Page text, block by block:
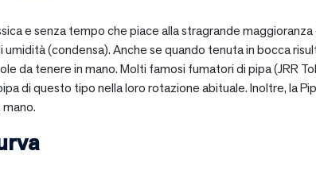
e senza tempo che piace alla stragrande
(condensa). Anche se quando tenuta in bocca
da tenere in mano. Molti famosi fumatori di pipa (JRR
di questo tipo nella loro rotazione abituale. Inoltre, la